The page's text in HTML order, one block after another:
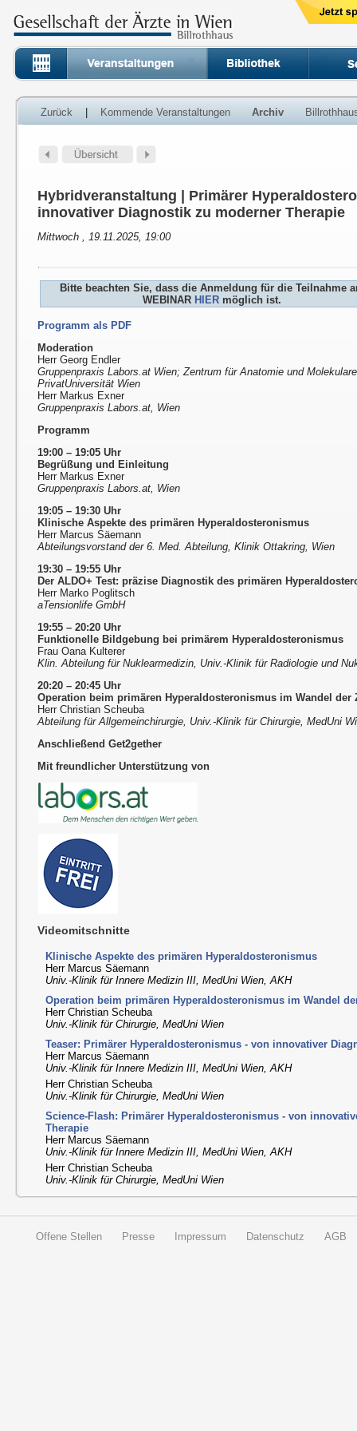
Zurück Kommende Veranstaltungen Archiv
Hybridveranstaltung | Primärer
innovativer Diagnostik zu moderner Therapie
Mittwoch , 19.11.2025, 19:00
Bitte beachten Sie, dass die Anmeldung für die Teilnahme
WEBINAR HIER möglich ist.
Programm als PDF
Moderation
Herr Georg Endler
Gruppenpraxis Labors.at Wien; Zentrum für Anatomie und
PrivatUniversität Wien
Herr Markus Exner
Gruppenpraxis Labors.at, Wien
Programm
19:00 – 19:05 Uhr
Begrüßung und Einleitung
Herr Markus Exner
Gruppenpraxis Labors.at, Wien
19:05 – 19:30 Uhr
Klinische Aspekte des primären Hyperaldosteronismus
Herr Marcus Säemann
Abteilungsvorstand der 6. Med. Abteilung, Klinik Ottakring, Wien
19:30 – 19:55 Uhr
Der ALDO+ Test: präzise Diagnostik des primären
Herr Marko Poglitsch
aTensionlife GmbH
19:55 – 20:20 Uhr
Funktionelle Bildgebung bei primärem Hyperaldosteronismus
Frau Oana Kulterer
Klin. Abteilung für Nuklearmedizin, Univ.-Klinik für Radiologie und
20:20 – 20:45 Uhr
Operation beim primären Hyperaldosteronismus im Wandel der
Herr Christian Scheuba
Abteilung für Allgemeinchirurgie, Univ.-Klinik für Chirurgie, MedUni
Anschließend Get2gether
Mit freundlicher Unterstützung von
Videomitschnitte
Klinische Aspekte des primären Hyperaldosteronismus
Herr Marcus Säemann
Univ.-Klinik für Innere Medizin III, MedUni Wien, AKH
Operation beim primären Hyperaldosteronismus im Wandel
Herr Christian Scheuba
Univ.-Klinik für Chirurgie, MedUni Wien
Teaser: Primärer Hyperaldosteronismus - von innovativer
Herr Marcus Säemann
Univ.-Klinik für Innere Medizin III, MedUni Wien, AKH
Herr Christian Scheuba
Univ.-Klinik für Chirurgie, MedUni Wien
Science-Flash: Primärer Hyperaldosteronismus - von
Therapie
Herr Marcus Säemann
Univ.-Klinik für Innere Medizin III, MedUni Wien, AKH
Herr Christian Scheuba
Univ.-Klinik für Chirurgie, MedUni Wien
Offene Stellen Presse Impressum Datenschutz AGB